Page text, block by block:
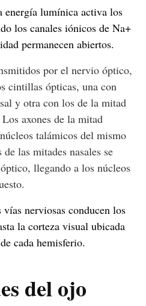
energía lumínica activa los
los canales iónicos de Na+
permanecen abiertos.
por el nervio óptico,
cintillas ópticas, una con
y otra con los de la mitad
Los axones de la mitad
talámicos del mismo
las mitades nasales se
llegando a los núcleos
vías nerviosas conducen los
la corteza visual ubicada
cada hemisferio.
del ojo